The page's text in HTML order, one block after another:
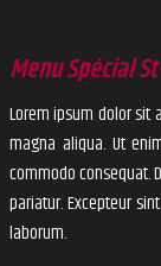
Menu Spécial
Lorem ipsum dolor sit
magna aliqua. Ut
commodo consequat.
pariatur. Excepteur
laborum.